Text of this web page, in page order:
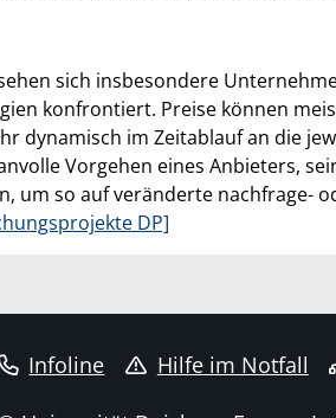
sich insbesondere
konfrontiert. Preise können
dynamisch im Zeitablauf an die
Vorgehen eines Anbieters,
um so auf veränderte nachfrage-
DP]
Infoline Hilfe im Notfall